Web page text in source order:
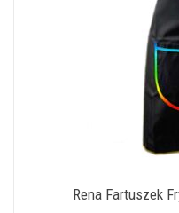
Rena Fartuszek